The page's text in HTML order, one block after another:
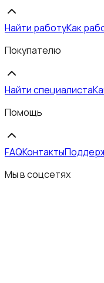
Найти работуКак
Покупателю
Найти специалиста
Помощь
FAQКонтакты
Мы в соцсетях